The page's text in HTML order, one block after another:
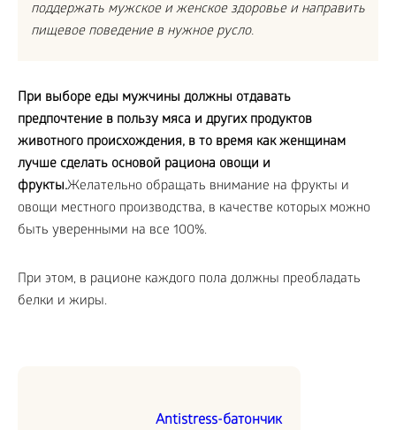
поддержать мужское и женское здоровье и направить
пищевое поведение в нужное русло.
При выборе еды мужчины должны отдавать
предпочтение в пользу мяса и других продуктов
животного происхождения, в то время как женщинам
лучше сделать основой рациона овощи и
фрукты.Желательно обращать внимание на фрукты и
овощи местного производства, в качестве которых можно
быть уверенными на все 100%.
При этом, в рационе каждого пола должны преобладать
белки и жиры.
Antistress-батончик